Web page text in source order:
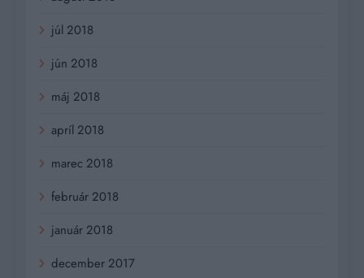
júl 2018
jún 2018
máj 2018
apríl 2018
marec 2018
február 2018
január 2018
december 2017